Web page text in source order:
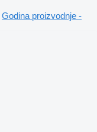
Godina proizvodnje -